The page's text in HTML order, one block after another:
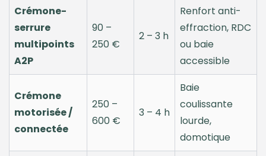
Crémone-
serrure
multipoints
A2P
90 –
250 €
2 – 3 h
Renfort anti-
effraction, RDC
ou baie
accessible
Crémone
motorisée /
connectée
250 –
600 €
3 – 4 h
Baie
coulissante
lourde,
domotique